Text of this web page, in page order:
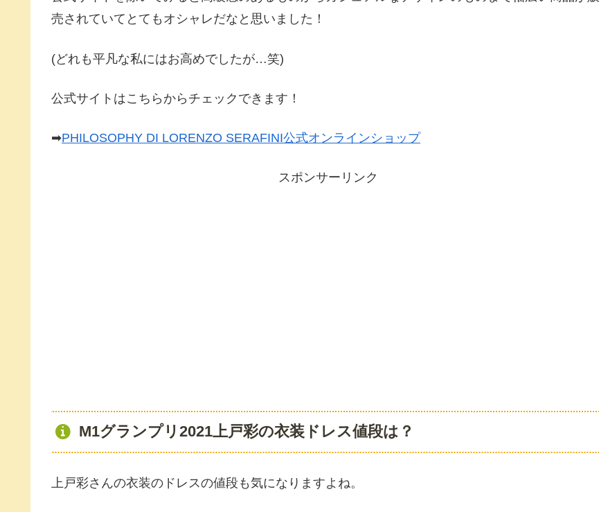
売されていてとてもオシャレだなと思いました！
(どれも平凡な私にはお高めでしたが…笑)
公式サイトはこちらからチェックできます！
➡PHILOSOPHY DI LORENZO SERAFINI公式オンラインショップ
スポンサーリンク
M1グランプリ2021上戸彩の衣装ドレス値段は？
上戸彩さんの衣装のドレスの値段も気になりますよね。